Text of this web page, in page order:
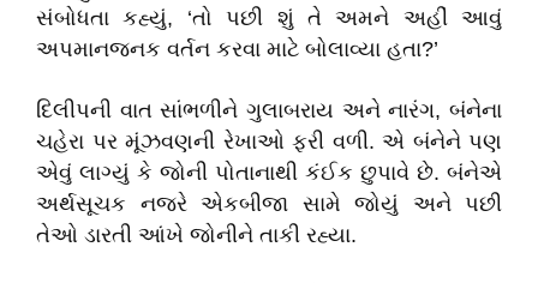
સંબોધતા કહ્યું, ‘તો પછી શું તે અમને અહીં આવું
અપમાનજનક વર્તન કરવા માટે બોલાવ્યા હતા?’
દિલીપની વાત સાંભળીને ગુલાબરાય અને નારંગ, બંનેના
ચહેરા પર મૂંઝવણની રેખાઓ ફરી વળી. એ બંનેને પણ
એવું લાગ્યું કે જોની પોતાનાથી કંઈક છુપાવે છે. બંનેએ
અર્થસૂચક નજરે એકબીજા સામે જોયું અને પછી
તેઓ ડારતી આંખે જોનીને તાકી રહ્યા.